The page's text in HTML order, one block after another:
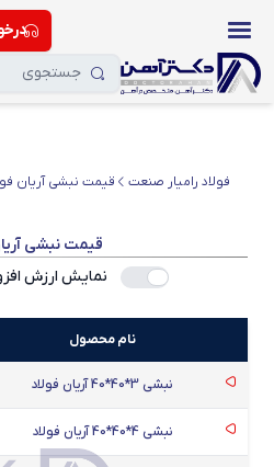
فولاد رامیار صنعت قیمت نبشی آریان
قیمت نبشی
نمایش ارزش
نام محصول
نبشی 3*40*40 آریان فولاد
نبشی 4*40*40 آریان فولاد